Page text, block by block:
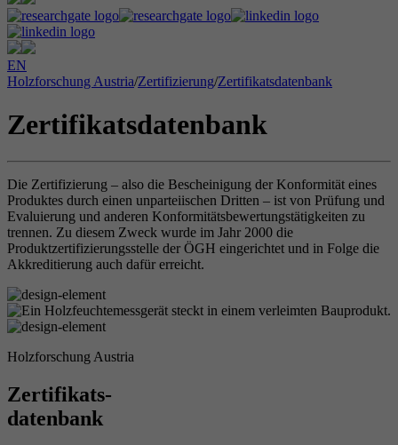
EN
Holzforschung Austria/Zertifizierung/Zertifikatsdatenbank
Zertifikatsdatenbank
Die Zertifizierung – also die Bescheinigung der Konformität eines
Produktes durch einen unparteiischen Dritten – ist von Prüfung und
Evaluierung und anderen Konformitätsbewertungstätigkeiten zu
trennen. Zu diesem Zweck wurde im Jahr 2000 die
Produktzertifizierungsstelle der ÖGH eingerichtet und in Folge die
Akkreditierung auch dafür erreicht.
Holzforschung Austria
Zertifikats-
datenbank